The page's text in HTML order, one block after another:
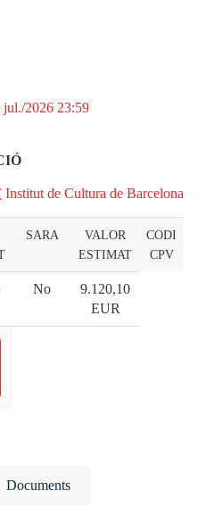
jul./2026 23:59
Institut de Cultura de Barcelona
SARA
VALOR
ESTIMAT
CODI
CPV
No
9.120,10
EUR
Documents